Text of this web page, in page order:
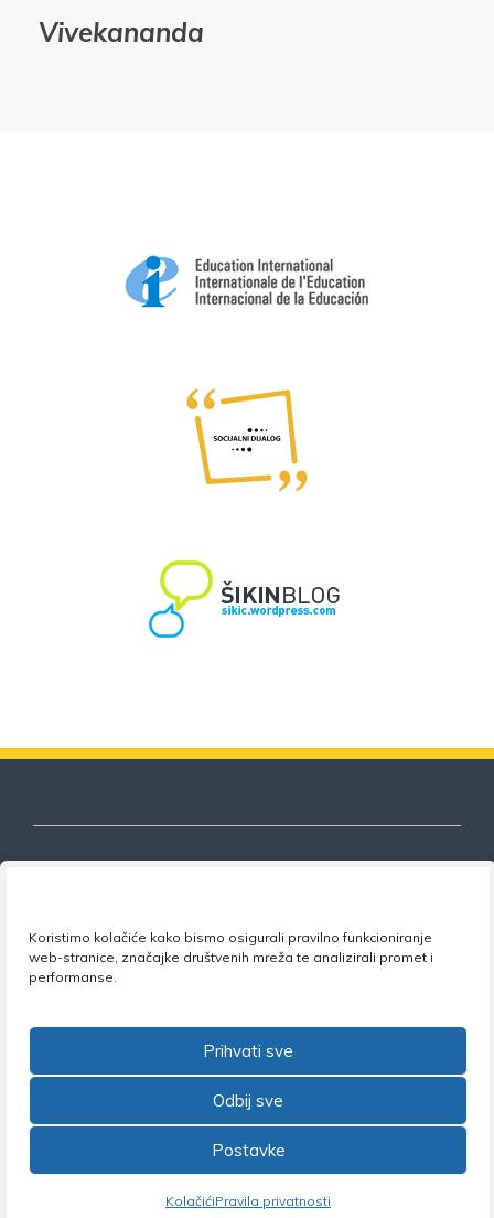
Koristimo kolačiće kako bismo osigurali pravilno funkcioniranje
web-stranice, značajke društvenih mreža te analizirali promet i
performanse.
Prihvati sve
Odbij sve
Postavke
KolačićiPravila privatnosti
Vivekananda
Nezavisni sindikat znanosti i visokog
obrazovanja
©2026 Nezavisni sindikat znanosti i visokog obrazovanja